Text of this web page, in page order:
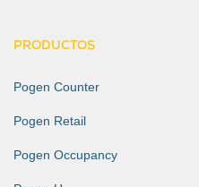
PRODUCTOS
Pogen Counter
Pogen Retail
Pogen Occupancy